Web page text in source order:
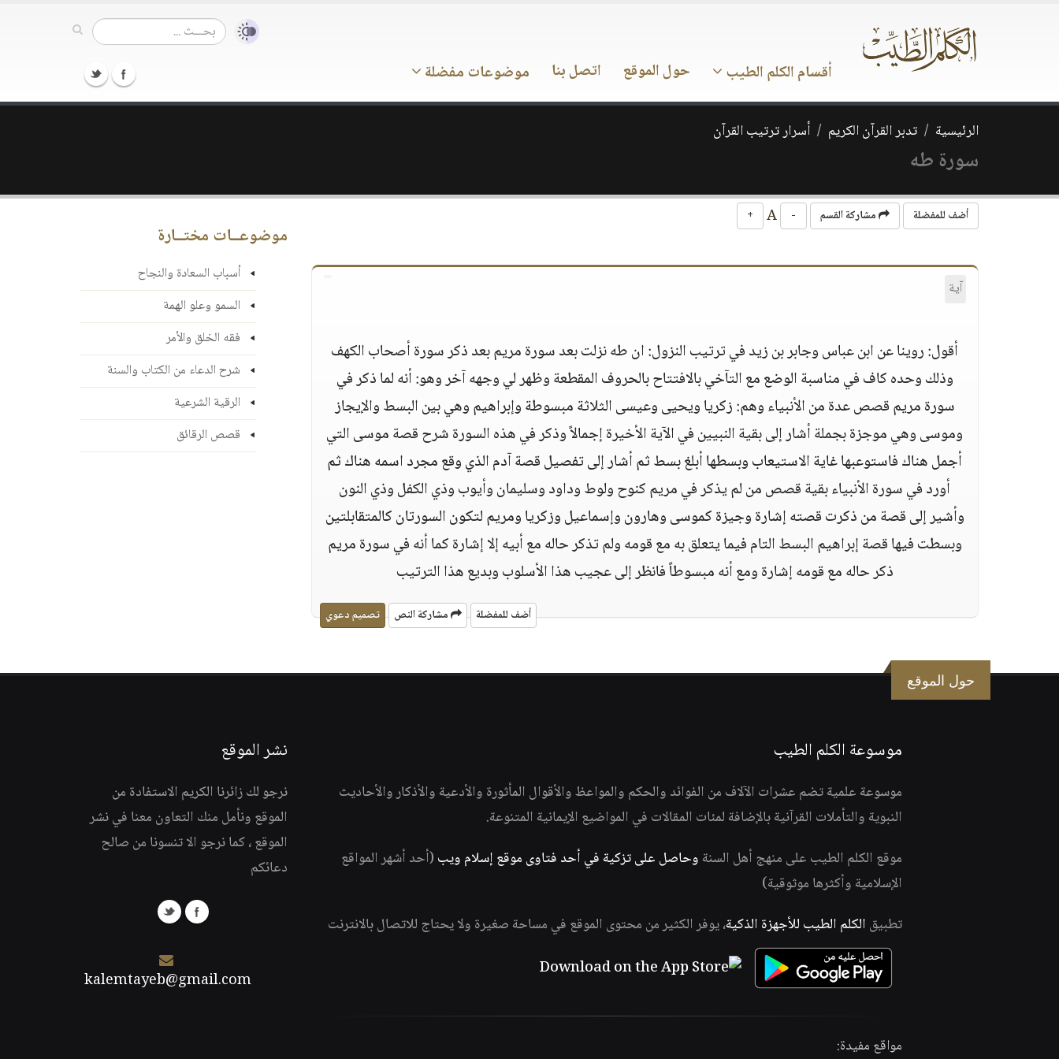
أقسام الكلم الطيب حول الموقع اتصل بنا موضوعات مفضلة
الرئيسية تدبر القرآن الكريم أسرار ترتيب القرآن
سورة طه
أضف للمفضلة مشاركة القسم -
+
آية
أقول‏:‏ روينا عن ابن عباس وجابر بن زيد في ترتيب النزول‏:‏ ان طه نزلت بعد سورة مريم بعد ذكر سورة أصحاب الكهف
وذلك وحده كاف في مناسبة الوضع مع التآخي بالافتتاح بالحروف المقطعة وظهر لي وجهه آخر وهو‏:‏ أنه لما ذكر في
سورة مريم قصص عدة من الأنبياء وهم‏:‏ زكريا ويحيى وعيسى الثلاثة مبسوطة وإبراهيم وهي بين البسط والإيجاز
وموسى وهي موجزة بجملة أشار إلى بقية النبيين في الآية الأخيرة إجمالاً وذكر في هذه السورة شرح قصة موسى التي
أجمل هناك فاستوعبها غاية الاستيعاب وبسطها أبلغ بسط ثم أشار إلى تفصيل قصة آدم الذي وقع مجرد اسمه هناك ثم
أورد في سورة الأنبياء بقية قصص من لم يذكر في مريم كنوح ولوط وداود وسليمان وأيوب وذي الكفل وذي النون
وأشير إلى قصة من ذكرت قصته إشارة وجيزة كموسى وهارون وإسماعيل وزكريا ومريم لتكون السورتان كالمتقابلتين
وبسطت فيها قصة إبراهيم البسط التام فيما يتعلق به مع قومه ولم تذكر حاله مع أبيه إلا إشارة كما أنه في سورة مريم
ذكر حاله مع قومه إشارة ومع أنه مبسوطاً فانظر إلى عجيب هذا الأسلوب وبديع هذا الترتيب
أضف للمفضلة مشاركة النص تصميم دعوي
موضوعــات مختــارة
أسباب السعادة والنجاح
السمو وعلو الهمة
فقه الخلق والأمر
شرح الدعاء من الكتاب والسنة
الرقية الشرعية
قصص الرقائق
حول الموقع
موسوعة الكلم الطيب
موسوعة علمية تضم عشرات الآلاف من الفوائد والحكم والمواعظ والأقوال المأثورة والأدعية والأذكار والأحاديث
النبوية والتأملات القرآنية بالإضافة لمئات المقالات في المواضيع الإيمانية المتنوعة.
موقع الكلم الطيب على منهج أهل السنة وحاصل على تزكية في أحد فتاوى موقع إسلام ويب (أحد أشهر المواقع
الإسلامية وأكثرها موثوقية)
تطبيق الكلم الطيب للأجهزة الذكية، يوفر الكثير من محتوى الموقع في مساحة صغيرة ولا يحتاج للاتصال بالانترنت
مواقع مفيدة:
نشر الموقع
نرجو لك زائرنا الكريم الاستفادة من
الموقع ونأمل منك التعاون معنا في نشر
الموقع ، كما نرجو الا تنسونا من صالح
دعائكم
kalemtayeb@gmail.com